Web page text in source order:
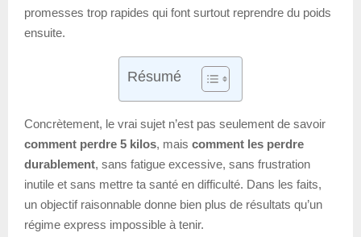
promesses trop rapides qui font surtout reprendre du poids
ensuite.
Résumé
Concrètement, le vrai sujet n’est pas seulement de savoir
comment perdre 5 kilos, mais comment les perdre
durablement, sans fatigue excessive, sans frustration
inutile et sans mettre ta santé en difficulté. Dans les faits,
un objectif raisonnable donne bien plus de résultats qu’un
régime express impossible à tenir.